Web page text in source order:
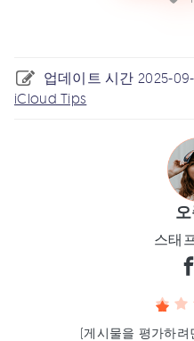
업데이트 시간 2025-
iCloud Tips
스태
(게시물을 평가하